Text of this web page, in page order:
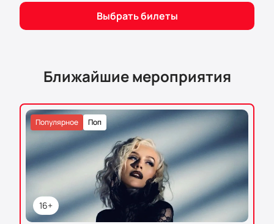
Выбрать билеты
Ближайшие мероприятия
16+
Поп
Популярное